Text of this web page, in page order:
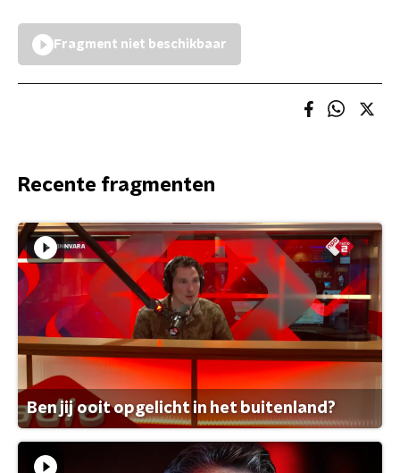
Fragment niet beschikbaar
Recente fragmenten
Ben jij ooit opgelicht in het buitenland?